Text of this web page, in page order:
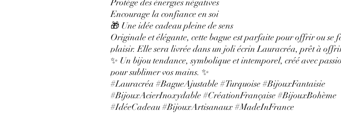
Protège des énergies négatives
Encourage la confiance en soi
🎁 Une idée cadeau pleine de sens
Originale et élégante, cette bague est parfaite pour offrir ou se
plaisir. Elle sera livrée dans un joli écrin Lauracréa, prêt à
✨ Un bijou tendance, symbolique et intemporel, créé avec
pour sublimer vos mains. ✨
#Lauracréa #BagueAjustable #Turquoise #BijouxFantaisie
#BijouxAcierInoxydable #CréationFrançaise #BijouxBohème
#IdéeCadeau #BijouxArtisanaux #MadeInFrance